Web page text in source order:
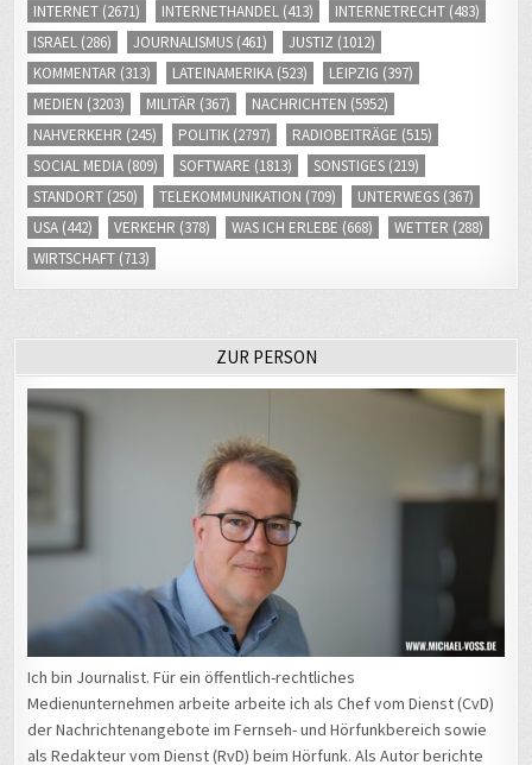
INTERNET (2671) INTERNETHANDEL (413) INTERNETRECHT (483)
ISRAEL (286) JOURNALISMUS (461) JUSTIZ (1012)
KOMMENTAR (313) LATEINAMERIKA (523) LEIPZIG (397)
MEDIEN (3203) MILITÄR (367) NACHRICHTEN (5952)
NAHVERKEHR (245) POLITIK (2797) RADIOBEITRÄGE (515)
SOCIAL MEDIA (809) SOFTWARE (1813) SONSTIGES (219)
STANDORT (250) TELEKOMMUNIKATION (709) UNTERWEGS (367)
USA (442) VERKEHR (378) WAS ICH ERLEBE (668) WETTER (288)
WIRTSCHAFT (713)
ZUR PERSON
Ich bin Journalist. Für ein öffentlich-rechtliches
Medienunternehmen arbeite arbeite ich als Chef vom Dienst (CvD)
der Nachrichtenangebote im Fernseh- und Hörfunkbereich sowie
als Redakteur vom Dienst (RvD) beim Hörfunk. Als Autor berichte